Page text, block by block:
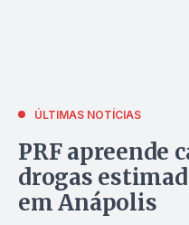
ÚLTIMAS NOTÍCIAS
PRF apreende
drogas
em Anápolis